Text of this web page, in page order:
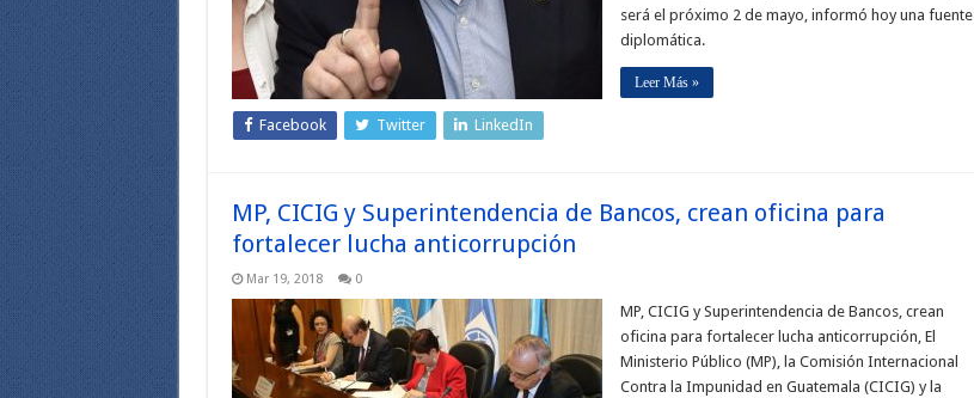
será el próximo 2 de mayo, informó hoy una fuente
diplomática.
Leer Más »
Facebook Twitter LinkedIn
MP, CICIG y Superintendencia de Bancos, crean oficina para
fortalecer lucha anticorrupción
Mar 19, 2018 0
MP, CICIG y Superintendencia de Bancos, crean
oficina para fortalecer lucha anticorrupción, El
Ministerio Público (MP), la Comisión Internacional
Contra la Impunidad en Guatemala (CICIG) y la